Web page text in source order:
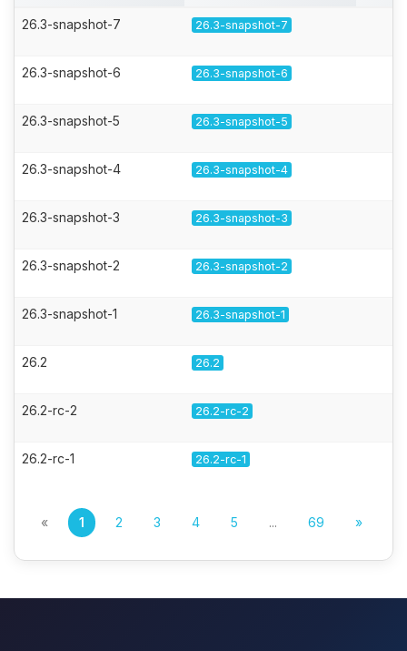
26.3-snapshot-7 26.3-snapshot-7
26.3-snapshot-6 26.3-snapshot-6
26.3-snapshot-5 26.3-snapshot-5
26.3-snapshot-4 26.3-snapshot-4
26.3-snapshot-3 26.3-snapshot-3
26.3-snapshot-2 26.3-snapshot-2
26.3-snapshot-1 26.3-snapshot-1
26.2 26.2
26.2-rc-2 26.2-rc-2
26.2-rc-1 26.2-rc-1
« 1 2 3 4 5 ... 69 »